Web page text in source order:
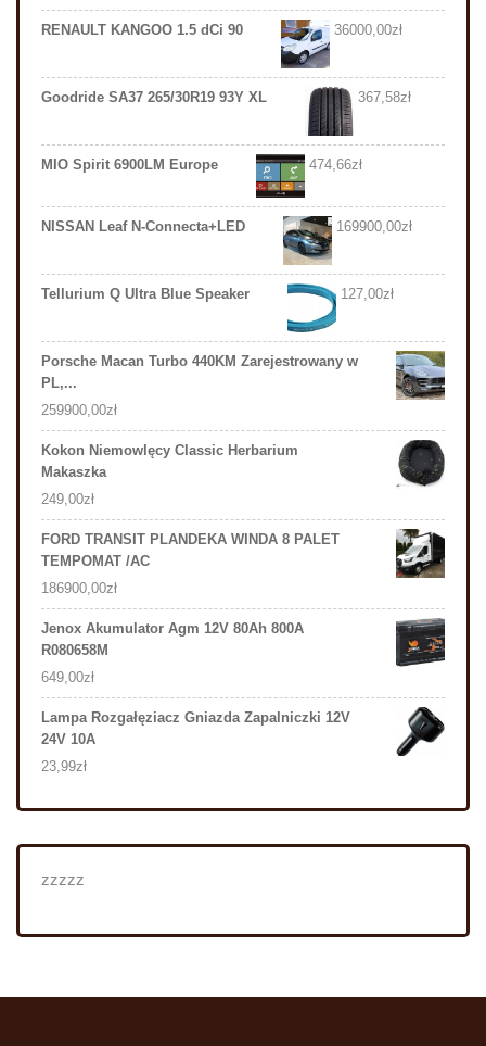
RENAULT KANGOO 1.5 dCi 90 36000,00zł
Goodride SA37 265/30R19 93Y XL 367,58zł
MIO Spirit 6900LM Europe 474,66zł
NISSAN Leaf N-Connecta+LED 169900,00zł
Tellurium Q Ultra Blue Speaker 127,00zł
Porsche Macan Turbo 440KM Zarejestrowany w
PL,...
259900,00zł
Kokon Niemowlęcy Classic Herbarium
Makaszka
249,00zł
FORD TRANSIT PLANDEKA WINDA 8 PALET
TEMPOMAT /AC
186900,00zł
Jenox Akumulator Agm 12V 80Ah 800A
R080658M
649,00zł
Lampa Rozgałęziacz Gniazda Zapalniczki 12V
24V 10A
23,99zł
zzzzz